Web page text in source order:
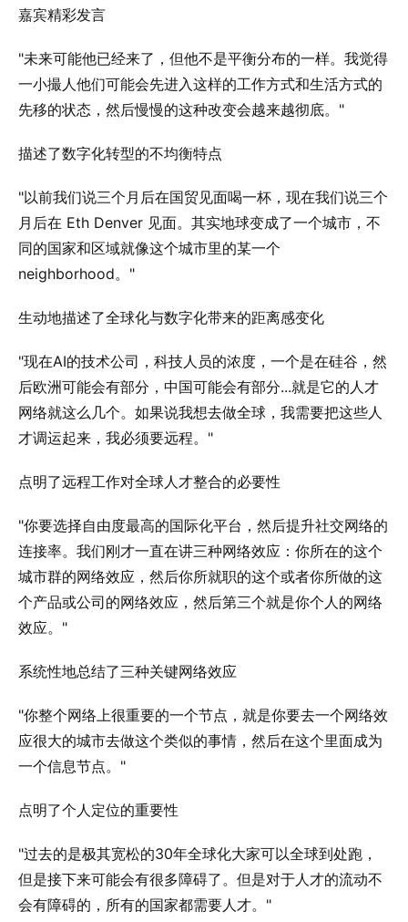
嘉宾精彩发言
"未来可能他已经来了，但他不是平衡分布的一样。我觉得
一小撮人他们可能会先进入这样的工作方式和生活方式的
先移的状态，然后慢慢的这种改变会越来越彻底。"
描述了数字化转型的不均衡特点
"以前我们说三个月后在国贸见面喝一杯，现在我们说三个
月后在 Eth Denver 见面。其实地球变成了一个城市，不
同的国家和区域就像这个城市里的某一个
neighborhood。"
生动地描述了全球化与数字化带来的距离感变化
"现在AI的技术公司，科技人员的浓度，一个是在硅谷，然
后欧洲可能会有部分，中国可能会有部分...就是它的人才
网络就这么几个。如果说我想去做全球，我需要把这些人
才调运起来，我必须要远程。"
点明了远程工作对全球人才整合的必要性
"你要选择自由度最高的国际化平台，然后提升社交网络的
连接率。我们刚才一直在讲三种网络效应：你所在的这个
城市群的网络效应，然后你所就职的这个或者你所做的这
个产品或公司的网络效应，然后第三个就是你个人的网络
效应。"
系统性地总结了三种关键网络效应
"你整个网络上很重要的一个节点，就是你要去一个网络效
应很大的城市去做这个类似的事情，然后在这个里面成为
一个信息节点。"
点明了个人定位的重要性
"过去的是极其宽松的30年全球化大家可以全球到处跑，
但是接下来可能会有很多障碍了。但是对于人才的流动不
会有障碍的，所有的国家都需要人才。"